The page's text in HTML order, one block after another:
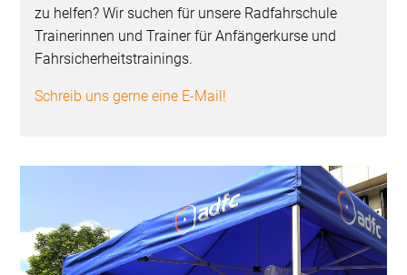
zu helfen? Wir suchen für unsere Radfahrschule
Trainerinnen und Trainer für Anfängerkurse und
Fahrsicherheitstrainings.
Schreib uns gerne eine E-Mail!